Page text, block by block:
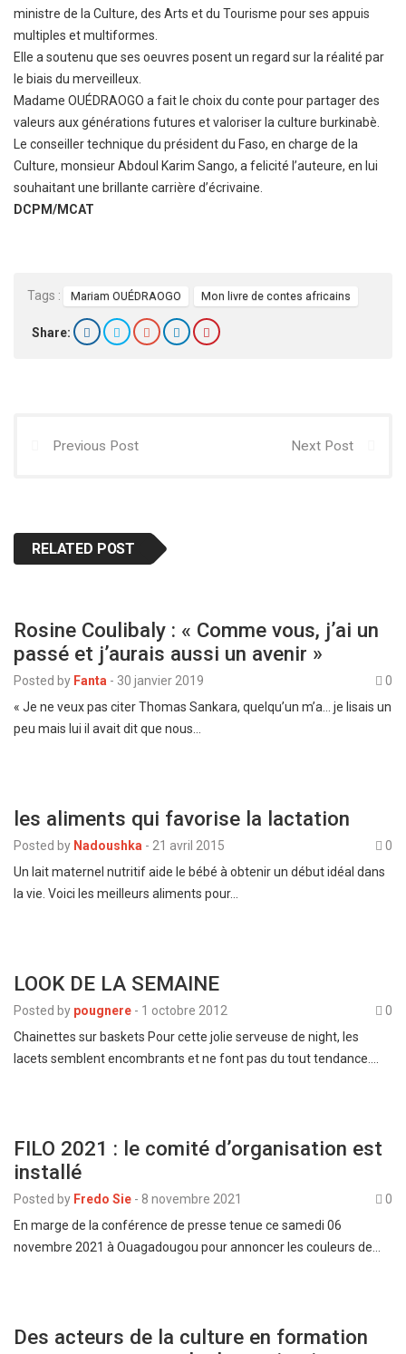
ministre de la Culture, des Arts et du Tourisme pour ses appuis
multiples et multiformes.
Elle a soutenu que ses oeuvres posent un regard sur la réalité par
le biais du merveilleux.
Madame OUÉDRAOGO a fait le choix du conte pour partager des
valeurs aux générations futures et valoriser la culture burkinabè.
Le conseiller technique du président du Faso, en charge de la
Culture, monsieur Abdoul Karim Sango, a felicité l’auteure, en lui
souhaitant une brillante carrière d’écrivaine.
DCPM/MCAT
Tags : Mariam OUÉDRAOGO Mon livre de contes africains
Share:
Previous Post Next Post
RELATED POST
Rosine Coulibaly : « Comme vous, j’ai un
passé et j’aurais aussi un avenir »
Posted by Fanta - 30 janvier 2019
0
« Je ne veux pas citer Thomas Sankara, quelqu’un m’a… je lisais un
peu mais lui il avait dit que nous…
les aliments qui favorise la lactation
Posted by Nadoushka - 21 avril 2015
0
Un lait maternel nutritif aide le bébé à obtenir un début idéal dans
la vie. Voici les meilleurs aliments pour…
LOOK DE LA SEMAINE
Posted by pougnere - 1 octobre 2012
0
Chainettes sur baskets Pour cette jolie serveuse de night, les
lacets semblent encombrants et ne font pas du tout tendance.…
FILO 2021 : le comité d’organisation est
installé
Posted by Fredo Sie - 8 novembre 2021
0
En marge de la conférence de presse tenue ce samedi 06
novembre 2021 à Ouagadougou pour annoncer les couleurs de…
Des acteurs de la culture en formation